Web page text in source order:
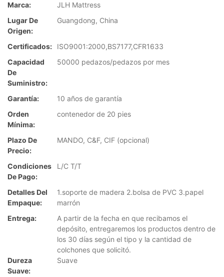
Marca:
JLH Mattress
Lugar De
Origen:
Guangdong, China
Certificados:
ISO9001:2000,BS7177,CFR1633
Capacidad
De
Suministro:
50000 pedazos/pedazos por mes
Garantía:
10 años de garantía
Orden
Mínima:
contenedor de 20 pies
Plazo De
Precio:
MANDO, C&F, CIF (opcional)
Condiciones
De Pago:
L/C T/T
Detalles Del
Empaque:
1.soporte de madera 2.bolsa de PVC 3.papel
marrón
Entrega:
A partir de la fecha en que recibamos el
depósito, entregaremos los productos dentro de
los 30 días según el tipo y la cantidad de
colchones que solicitó.
Dureza
Suave:
Suave